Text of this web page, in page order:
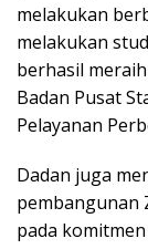
melakukan
melakukan
berhasil
Badan Pusat
Pelayanan
Dadan juga
pembangunan
pada